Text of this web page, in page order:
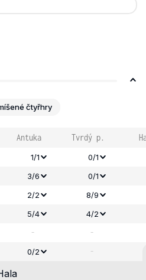
čtyřhry
Antuka Tvrdý p.
1/1
0/1
3/6
0/1
2/2
8/9
5/4 4/2
- -
0/2 -